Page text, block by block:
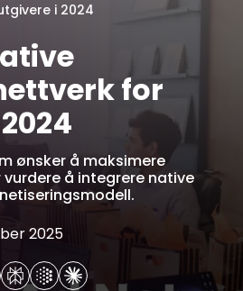
i 2024
for
ønsker å maksimere
å integrere native
2025